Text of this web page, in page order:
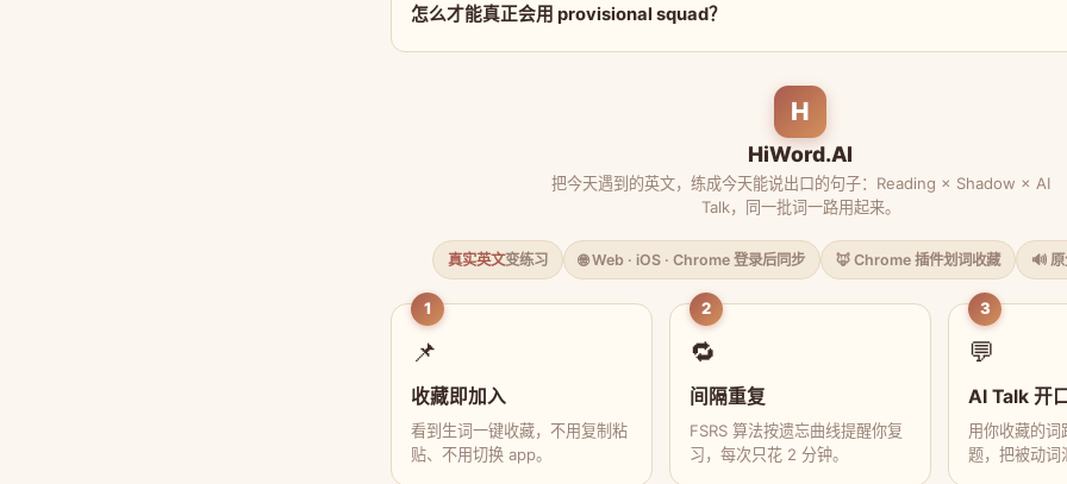
怎么才能真正会用 provisional squad？
H
HiWord.AI
把今天遇到的英文，练成今天能说出口的句子：Reading × Shadow × AI
Talk，同一批词一路用起来。
真实英文变练习 🌐 Web · iOS · Chrome 登录后同步 🦊 Chrome 插件划词收藏 🔊
1
📌
收藏即加入
看到生词一键收藏，不用复制粘
贴、不用切换 app。
2
🔁
间隔重复
FSRS 算法按遗忘曲线提醒你复
习，每次只花 2 分钟。
3
💬
AI Talk 开
用你收藏的词
题，把被动词